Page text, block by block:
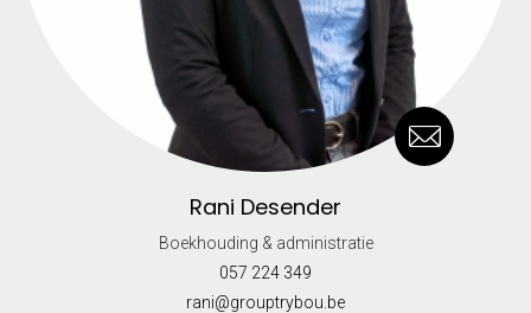
Rani Desender
Boekhouding & administratie
057 224 349
rani@grouptrybou.be